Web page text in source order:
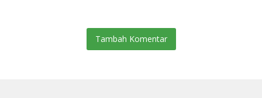
Tambah Komentar